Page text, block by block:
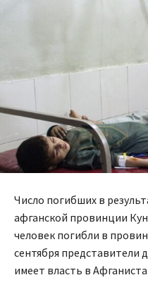
Число погибших в
афганской провинции
человек погибли в
сентября представители
имеет власть в